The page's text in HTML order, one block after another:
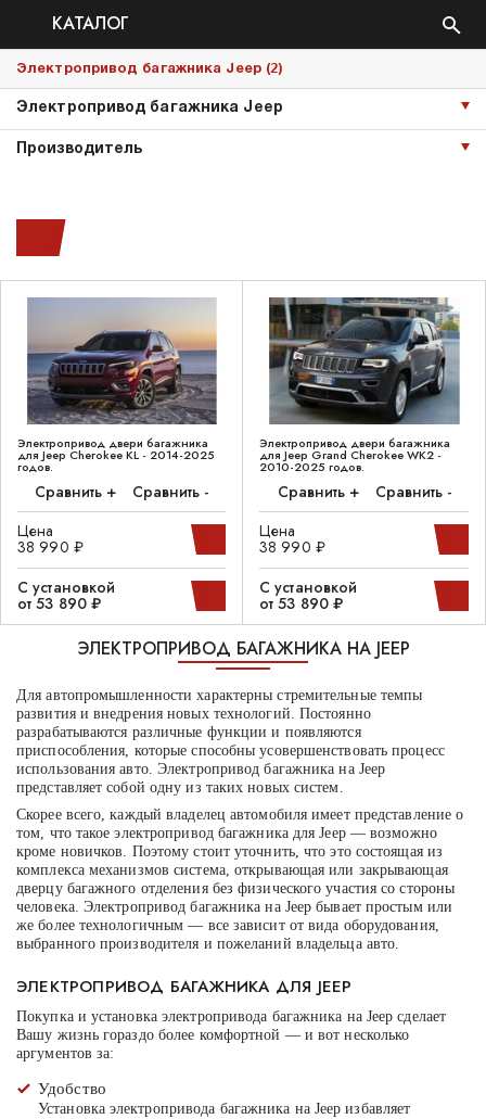
КАТАЛОГ
Электропривод багажника Jeep (2)
Электропривод багажника Jeep
Производитель
Электропривод двери багажника
для Jeep Cherokee KL - 2014-2025
годов.
Сравнить +
Сравнить -
Цена
38 990 ₽
С установкой
от 53 890 ₽
Электропривод двери багажника
для Jeep Grand Cherokee WK2 -
2010-2025 годов.
Сравнить +
Сравнить -
Цена
38 990 ₽
С установкой
от 53 890 ₽
ЭЛЕКТРОПРИВОД БАГАЖНИКА НА JEEP
Для автопромышленности характерны стремительные темпы
развития и внедрения новых технологий. Постоянно
разрабатываются различные функции и появляются
приспособления, которые способны усовершенствовать процесс
использования авто. Электропривод багажника на Jeep
представляет собой одну из таких новых систем.
Скорее всего, каждый владелец автомобиля имеет представление о
том, что такое электропривод багажника для Jeep — возможно
кроме новичков. Поэтому стоит уточнить, что это состоящая из
комплекса механизмов система, открывающая или закрывающая
дверцу багажного отделения без физического участия со стороны
человека. Электропривод багажника на Jeep бывает простым или
же более технологичным — все зависит от вида оборудования,
выбранного производителя и пожеланий владельца авто.
ЭЛЕКТРОПРИВОД БАГАЖНИКА ДЛЯ JEEP
Покупка и установка электропривода багажника на Jeep сделает
Вашу жизнь гораздо более комфортной — и вот несколько
аргументов за:
Удобство
Установка электропривода багажника на Jeep избавляет